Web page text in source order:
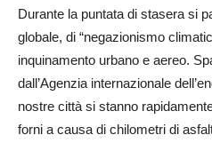
Durante la puntata di stasera si
globale, di “negazionismo
inquinamento urbano e aereo.
dall’Agenzia internazionale
nostre città si stanno
forni a causa di chilometri di